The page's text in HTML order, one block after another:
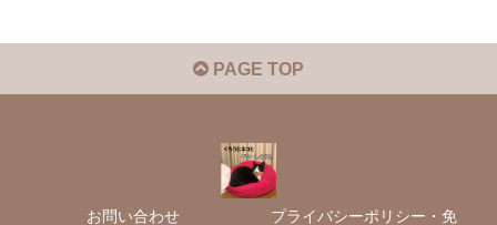
PAGE TOP
お問い合わせ プライバシーポリシー・免